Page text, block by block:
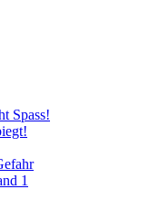
Spass!
1